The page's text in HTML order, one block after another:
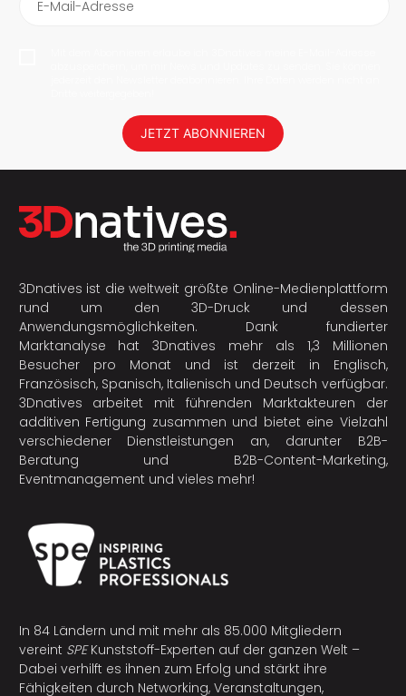
E-Mail-Adresse
JETZT ABONNIEREN
3Dnatives ist die weltweit größte Online-Medienplattform
rund um den 3D-Druck und dessen
Anwendungsmöglichkeiten. Dank fundierter
Marktanalyse hat 3Dnatives mehr als 1,3 Millionen
Besucher pro Monat und ist derzeit in Englisch,
Französisch, Spanisch, Italienisch und Deutsch verfügbar.
3Dnatives arbeitet mit führenden Marktakteuren der
additiven Fertigung zusammen und bietet eine Vielzahl
verschiedener Dienstleistungen an, darunter B2B-
Beratung und B2B-Content-Marketing,
Eventmanagement und vieles mehr!
In 84 Ländern und mit mehr als 85.000 Mitgliedern
vereint SPEKunststoff-Experten auf der ganzen Welt –
Dabei verhilft es ihnen zum Erfolg und stärkt ihre
Fähigkeiten durch Networking, Veranstaltungen,